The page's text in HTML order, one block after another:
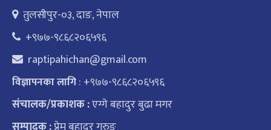
तुलसीपुर-०३, दाङ, नेपाल
+९७७-९८६८२०६५९६
raptipahichan@gmail.com
विज्ञापनका लागि: +९७७-९८६८२०६५९६
संचालक/प्रकाशक :एग्गे बहादुर बुढा मगर